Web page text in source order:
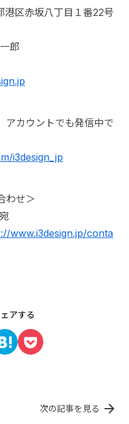
区赤坂八丁目１番22号
郎
アカウントでも発信中で
i3design_jp
わせ＞
www.i3design.jp/conta
アする
次の記事を見る